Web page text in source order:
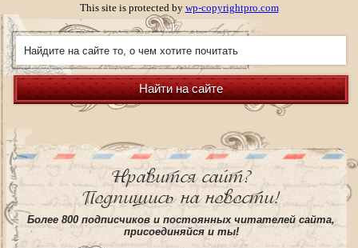
Найти на сайте
Нравится сайт?
Подпишись на новости!
Более 800 подписчиков и постоянных читателей сайта,
присоединяйся и ты!
This site is protected by wp-copyrightpro.com